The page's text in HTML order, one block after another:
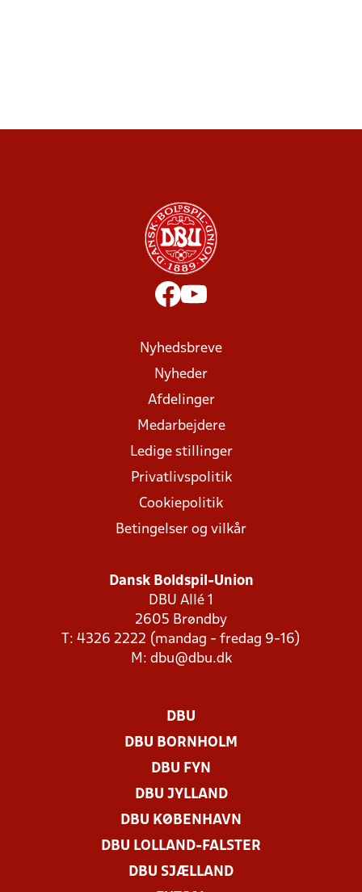
Nyhedsbreve
Nyheder
Afdelinger
Medarbejdere
Ledige stillinger
Privatlivspolitik
Cookiepolitik
Betingelser og vilkår
Dansk Boldspil-Union
DBU Allé 1
2605 Brøndby
T: 4326 2222 (mandag - fredag 9-16)
M: dbu@dbu.dk
DBU
DBU BORNHOLM
DBU FYN
DBU JYLLAND
DBU KØBENHAVN
DBU LOLLAND-FALSTER
DBU SJÆLLAND